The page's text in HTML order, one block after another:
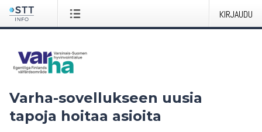
KIRJAUDU
Varha-sovellukseen uusia
tapoja hoitaa asioita